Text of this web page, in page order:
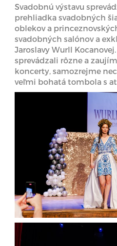
Svadobnú výstavu
prehliadka svadobných
oblekov a
svadobných salónov a
Jaroslavy Wurll
sprevádzali rôzne a
koncerty, samozrejme
veľmi bohatá tombola s